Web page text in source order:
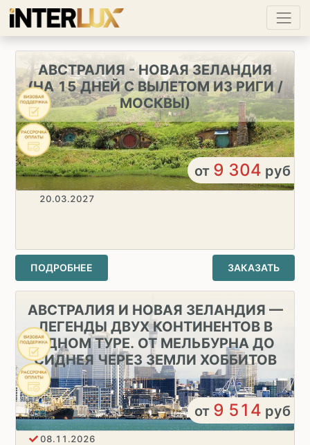
АВСТРАЛИЯ - НОВАЯ ЗЕЛАНДИЯ
(НА 15 ДНЕЙ С ВЫЛЕТОМ ИЗ РИГИ /
МОСКВЫ)
от 9 304 руб
20.03.2027
ПОДРОБНЕЕ ЗАКАЗАТЬ
АВСТРАЛИЯ И НОВАЯ ЗЕЛАНДИЯ —
ЛЕГЕНДЫ ДВУХ КОНТИНЕНТОВ В
ОДНОМ ТУРЕ. ОТ МЕЛЬБУРНА ДО
СИДНЕЯ ЧЕРЕЗ ЗЕМЛИ ХОББИТОВ
от 9 514 руб
08.11.2026